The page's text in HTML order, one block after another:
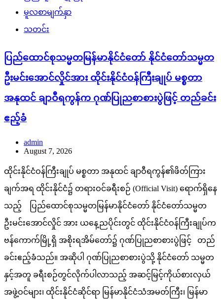
မူလစာမျက်နှာ
သတင်း
ပြည်ထောင်စုသမ္မတမြန်မာနိုင်ငံတော် နိုင်ငံတော်သမ္မတ
ဦးမင်းအောင်လှိုင်အား ထိုင်းနိုင်ငံဝန်ကြီးချုပ် မစ္စတာ
အနုထင် ချာဝီရကွန်က ဂုဏ်ပြုညစာစားပွဲဖြင့် တည်ခင်း
ဧည့်ခံ
admin
August 7, 2026
ထိုင်းနိုင်ငံဝန်ကြီးချုပ် မစ္စတာ အနုထင် ချာဝီရကွန်၏ဖိတ်ကြား
ချက်အရ ထိုင်းနိုင်ငံ၌ တရားဝင်ခရီးစဉ် (Official Visit) ရောက်ရှိနေ
သည့် ပြည်ထောင်စုသမ္မတမြန်မာနိုင်ငံတော် နိုင်ငံတော်သမ္မတ
ဦးမင်းအောင်လှိုင် အား ယနေ့ညပိုင်းတွင် ထိုင်းနိုင်ငံဝန်ကြီးချုပ်က
ဗန်ကောက်မြို့ရှိ အစိုးရအိမ်တော်၌ ဂုဏ်ပြုညစာစားပွဲဖြင့် တည်
ခင်းဧည့်ခံသည်။ အဆိုပါ ဂုဏ်ပြုညစာစားပွဲသို့ နိုင်ငံတော် သမ္မတ
နှင့်အတူ ခရီးစဉ်တွင်လိုက်ပါလာသည့် အဆင့်မြင့်ကိုယ်စားလှယ်
အဖွဲ့ဝင်များ၊ ထိုင်းနိုင်ငံဆိုင်ရာ မြန်မာနိုင်ငံသံအမတ်ကြီး၊ မြန်မာ